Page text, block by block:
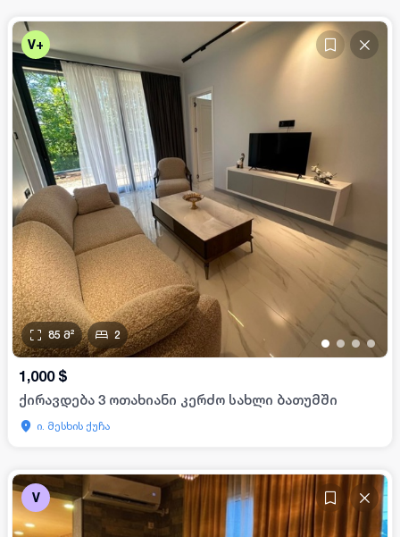
V+
• • • •
85 მ² 2
1,000 $
ქირავდება 3 ოთახიანი კერძო სახლი ბათუმში
ი. მესხის ქუჩა
V